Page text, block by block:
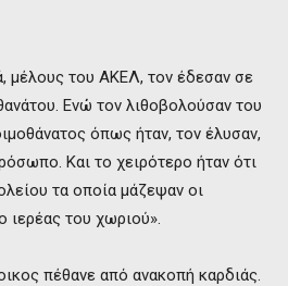
μέλους του ΑΚΕΛ, τον έδεσαν σε
Ενώ τον λιθοβολούσαν του
όπως ήταν, τον έλυσαν,
Και το χειρότερο ήταν ότι
τα οποία μάζεψαν οι
ιερέας του χωριού».
πέθανε από ανακοπή καρδιάς.